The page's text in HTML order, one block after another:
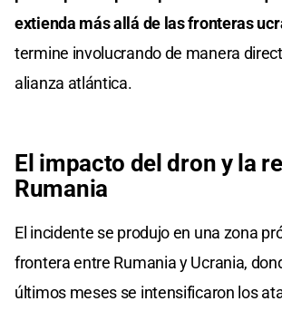
extienda más allá de las fronteras
termine involucrando de manera
alianza atlántica.
El impacto del dron y la
Rumania
El incidente se produjo en una zona
frontera entre Rumania y Ucrania,
últimos meses se intensificaron los